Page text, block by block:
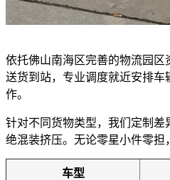
依托佛山南海区完善的物流园
送货到站，专业调度就近安排
作。
针对不同货物类型，我们定制
绝混装挤压。无论零星小件零担
车型